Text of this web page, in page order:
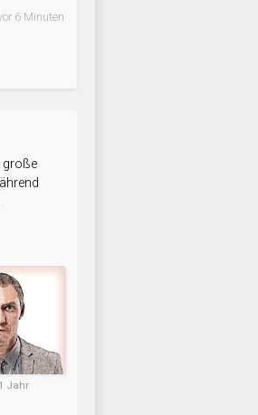
6 Minuten
große
Jahr